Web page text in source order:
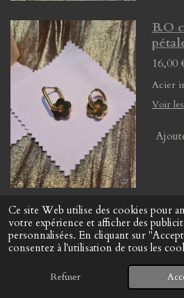
Ce site Web utilise des cookies pour
votre expérience et afficher des
personnalisées. En cliquant sur
consentez à l'utilisation de tous les
Refuser
B.O
16,00
Acier
Voir
B.O
13,00
E-mail